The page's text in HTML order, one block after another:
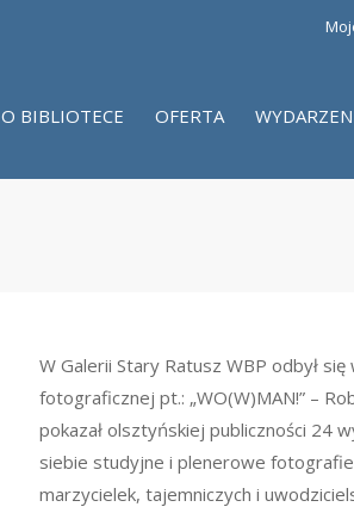
O BIBLIOTECE OFERTA
W Galerii Stary Ratusz WBP odbył
fotograficznej pt.: „WO(W)MAN!” –
pokazał olsztyńskiej publiczności 24
siebie studyjne i plenerowe
marzycielek, tajemniczych i